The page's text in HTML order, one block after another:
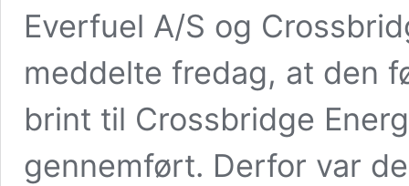
Everfuel A/S og
meddelte fredag, at den
brint til Crossbridge
gennemført. Derfor var